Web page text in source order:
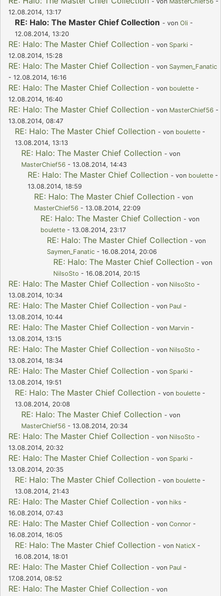
12.08.2014, 13:17
RE: Halo: The Master Chief Collection - von Oli -
12.08.2014, 13:20
RE: Halo: The Master Chief Collection - von Sparki -
12.08.2014, 15:28
RE: Halo: The Master Chief Collection - von Saymen_Fanatic
- 12.08.2014, 16:16
RE: Halo: The Master Chief Collection - von boulette -
12.08.2014, 16:40
RE: Halo: The Master Chief Collection - von MasterChief56 -
13.08.2014, 08:47
RE: Halo: The Master Chief Collection - von boulette -
13.08.2014, 13:13
RE: Halo: The Master Chief Collection - von
MasterChief56 - 13.08.2014, 14:43
RE: Halo: The Master Chief Collection - von boulette -
13.08.2014, 18:59
RE: Halo: The Master Chief Collection - von
MasterChief56 - 13.08.2014, 22:09
RE: Halo: The Master Chief Collection - von
boulette - 13.08.2014, 23:17
RE: Halo: The Master Chief Collection - von
Saymen_Fanatic - 16.08.2014, 20:06
RE: Halo: The Master Chief Collection - von
NilsoSto - 16.08.2014, 20:15
RE: Halo: The Master Chief Collection - von NilsoSto -
13.08.2014, 10:34
RE: Halo: The Master Chief Collection - von Paul -
13.08.2014, 10:44
RE: Halo: The Master Chief Collection - von Marvin -
13.08.2014, 13:15
RE: Halo: The Master Chief Collection - von NilsoSto -
13.08.2014, 18:34
RE: Halo: The Master Chief Collection - von Sparki -
13.08.2014, 19:51
RE: Halo: The Master Chief Collection - von boulette -
13.08.2014, 20:08
RE: Halo: The Master Chief Collection - von
MasterChief56 - 13.08.2014, 20:34
RE: Halo: The Master Chief Collection - von NilsoSto -
13.08.2014, 20:32
RE: Halo: The Master Chief Collection - von Sparki -
13.08.2014, 20:35
RE: Halo: The Master Chief Collection - von boulette -
13.08.2014, 21:43
RE: Halo: The Master Chief Collection - von hiks -
16.08.2014, 07:43
RE: Halo: The Master Chief Collection - von Connor -
16.08.2014, 16:05
RE: Halo: The Master Chief Collection - von NaticX -
16.08.2014, 18:01
RE: Halo: The Master Chief Collection - von Paul -
17.08.2014, 08:52
RE: Halo: The Master Chief Collection - von